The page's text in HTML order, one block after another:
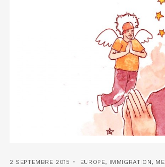
2 SEPTEMBRE 2015 EUROPE, IMMIGRATION,